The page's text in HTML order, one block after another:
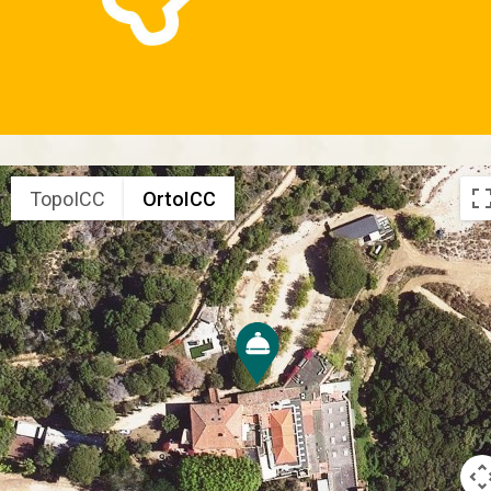
TopoICC OrtoICC